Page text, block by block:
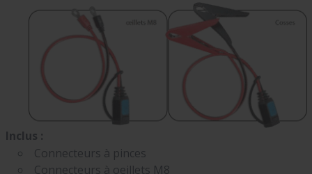
Inclus :
Connecteurs à pinces
Connecteurs à oeillets M8